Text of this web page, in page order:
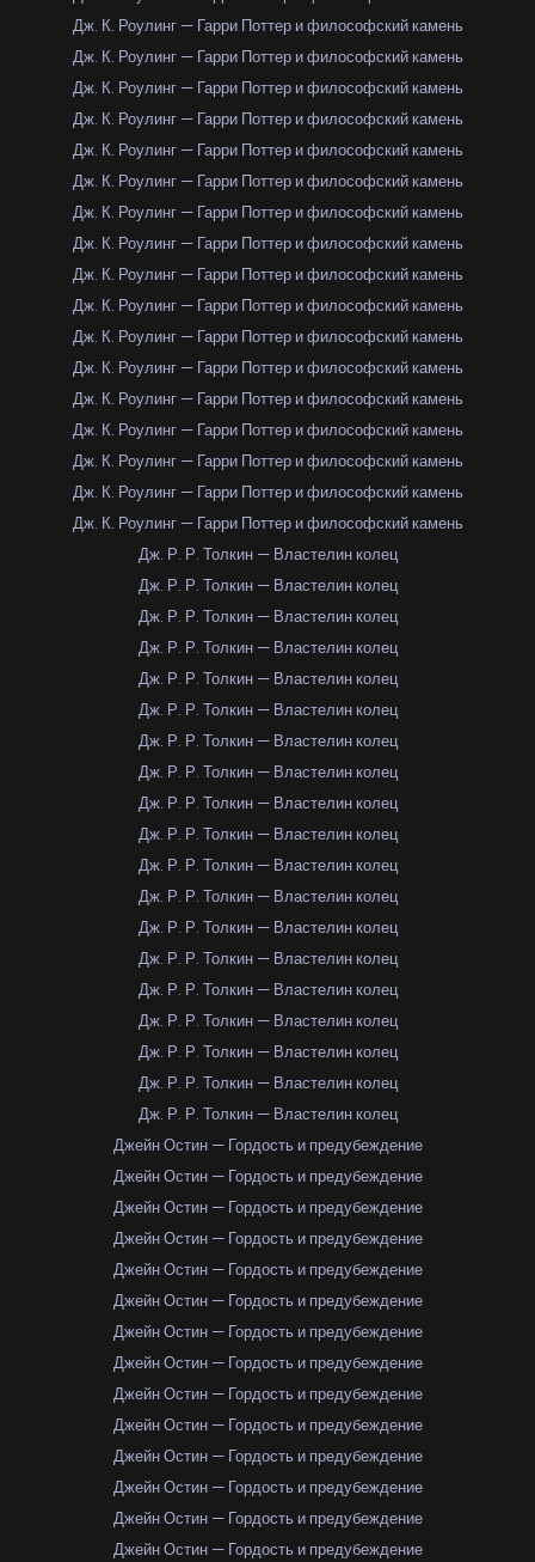
Дж. К. Роулинг — Гарри Поттер и философский камень
Дж. К. Роулинг — Гарри Поттер и философский камень
Дж. К. Роулинг — Гарри Поттер и философский камень
Дж. К. Роулинг — Гарри Поттер и философский камень
Дж. К. Роулинг — Гарри Поттер и философский камень
Дж. К. Роулинг — Гарри Поттер и философский камень
Дж. К. Роулинг — Гарри Поттер и философский камень
Дж. К. Роулинг — Гарри Поттер и философский камень
Дж. К. Роулинг — Гарри Поттер и философский камень
Дж. К. Роулинг — Гарри Поттер и философский камень
Дж. К. Роулинг — Гарри Поттер и философский камень
Дж. К. Роулинг — Гарри Поттер и философский камень
Дж. К. Роулинг — Гарри Поттер и философский камень
Дж. К. Роулинг — Гарри Поттер и философский камень
Дж. К. Роулинг — Гарри Поттер и философский камень
Дж. К. Роулинг — Гарри Поттер и философский камень
Дж. К. Роулинг — Гарри Поттер и философский камень
Дж. Р. Р. Толкин — Властелин колец
Дж. Р. Р. Толкин — Властелин колец
Дж. Р. Р. Толкин — Властелин колец
Дж. Р. Р. Толкин — Властелин колец
Дж. Р. Р. Толкин — Властелин колец
Дж. Р. Р. Толкин — Властелин колец
Дж. Р. Р. Толкин — Властелин колец
Дж. Р. Р. Толкин — Властелин колец
Дж. Р. Р. Толкин — Властелин колец
Дж. Р. Р. Толкин — Властелин колец
Дж. Р. Р. Толкин — Властелин колец
Дж. Р. Р. Толкин — Властелин колец
Дж. Р. Р. Толкин — Властелин колец
Дж. Р. Р. Толкин — Властелин колец
Дж. Р. Р. Толкин — Властелин колец
Дж. Р. Р. Толкин — Властелин колец
Дж. Р. Р. Толкин — Властелин колец
Дж. Р. Р. Толкин — Властелин колец
Дж. Р. Р. Толкин — Властелин колец
Джейн Остин — Гордость и предубеждение
Джейн Остин — Гордость и предубеждение
Джейн Остин — Гордость и предубеждение
Джейн Остин — Гордость и предубеждение
Джейн Остин — Гордость и предубеждение
Джейн Остин — Гордость и предубеждение
Джейн Остин — Гордость и предубеждение
Джейн Остин — Гордость и предубеждение
Джейн Остин — Гордость и предубеждение
Джейн Остин — Гордость и предубеждение
Джейн Остин — Гордость и предубеждение
Джейн Остин — Гордость и предубеждение
Джейн Остин — Гордость и предубеждение
Джейн Остин — Гордость и предубеждение